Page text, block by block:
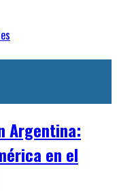
Argentina:
en el